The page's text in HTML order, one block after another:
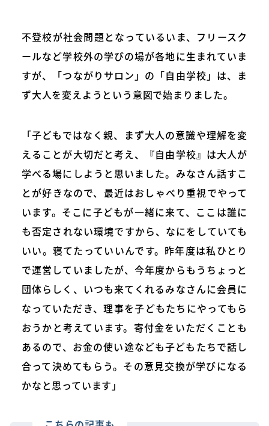
不登校が社会問題となっているいま、フリースク
ールなど学校外の学びの場が各地に生まれていま
すが、「つながりサロン」の「自由学校」は、ま
ず大人を変えようという意図で始まりました。
「子どもではなく親、まず大人の意識や理解を変
えることが大切だと考え、『自由学校』は大人が
学べる場にしようと思いました。みなさん話すこ
とが好きなので、最近はおしゃべり重視でやって
います。そこに子どもが一緒に来て、ここは誰に
も否定されない環境ですから、なにをしていても
いい。寝てたっていいんです。昨年度は私ひとり
で運営していましたが、今年度からもうちょっと
団体らしく、いつも来てくれるみなさんに会員に
なっていただき、理事を子どもたちにやってもら
おうかと考えています。寄付金をいただくことも
あるので、お金の使い途なども子どもたちで話し
合って決めてもらう。その意見交換が学びになる
かなと思っています」